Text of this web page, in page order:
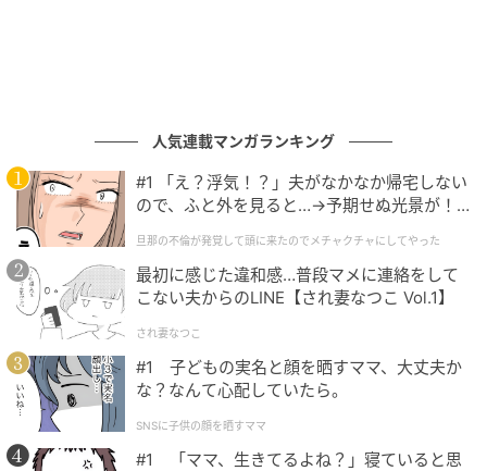
手に取ると、ほろっと崩れてしまいそうな繊細さがあ
り、ひと口かじると表面はサクサク。ザクザクという
より、シャクッと軽くほどけるような食感です。中の
生地はふんわりとしていながら、意外にしっとり。ま
さに“ぽふん”という表現がしっくりくる口あたりでし
た。ミルクシュガーはやさしい甘さで、ほんのりバタ
ーのような風味も。生地の食感をシンプルに楽しめ
る、素朴 で軽やかな味わいです。
人気連載マンガランキング
#1 「え？浮気！？」夫がなかなか帰宅しない
ので、ふと外を見ると…→予期せぬ光景が！
クチャにしてやった
旦那の不倫が発覚して頭に来たのでメチャクチャにしてやった
最初に感じた違和感…普段マメに連絡をして
こない夫からのLINE【され妻なつこ Vol.1】
され妻なつこ
#1 子どもの実名と顔を晒すママ、大丈夫か
な？なんて心配していたら。
SNSに子供の顔を晒すママ
#1 「ママ、生きてるよね？」寝ていると思